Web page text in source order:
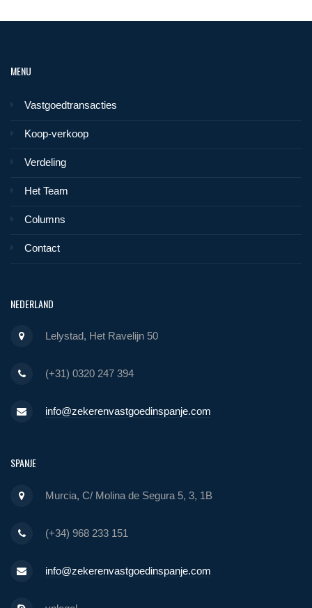
MENU
Vastgoedtransacties
Koop-verkoop
Verdeling
Het Team
Columns
Contact
NEDERLAND
Lelystad, Het Ravelijn 50
(+31) 0320 247 394
info@zekerenvastgoedinspanje.com
SPANJE
Murcia, C/ Molina de Segura 5, 3, 1B
(+34) 968 233 151
info@zekerenvastgoedinspanje.com